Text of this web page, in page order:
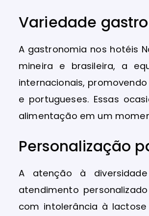
Variedade
A gastronomia nos hotéis
mineira e brasileira, a
internacionais,
e portugueses. Essas
alimentação em um
Personalização
A atenção à
atendimento
com intolerância à